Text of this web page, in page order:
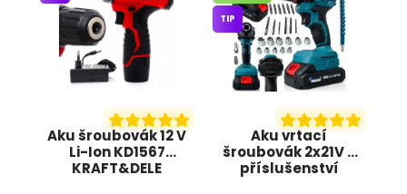
Aku šroubovák 12 V
Li-Ion KD1567
KRAFT&DELE
Aku vrtací
šroubovák 2x21V +
příslušenství
TIP